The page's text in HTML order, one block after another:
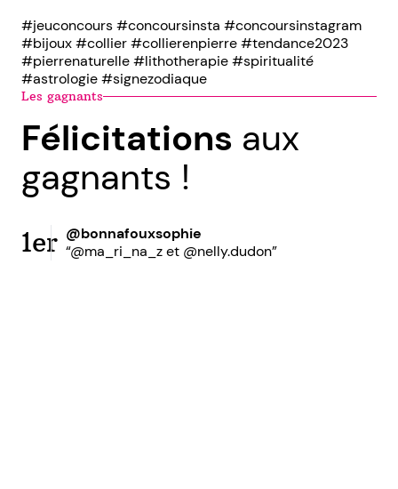
#jeuconcours #concoursinsta #concoursinstagram
#bijoux #collier #collierenpierre #tendance2023
#pierrenaturelle #lithotherapie #spiritualité
#astrologie #signezodiaque
Les gagnants
Félicitations aux
gagnants !
1er @bonnafouxsophie
“@ma_ri_na_z et @nelly.dudon”